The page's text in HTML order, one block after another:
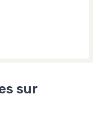
sur